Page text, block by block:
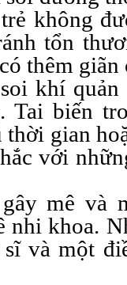
không
tổn
thêm giãn
khí quản
Tai biến
gian
với
mê và
nhi khoa.
và một